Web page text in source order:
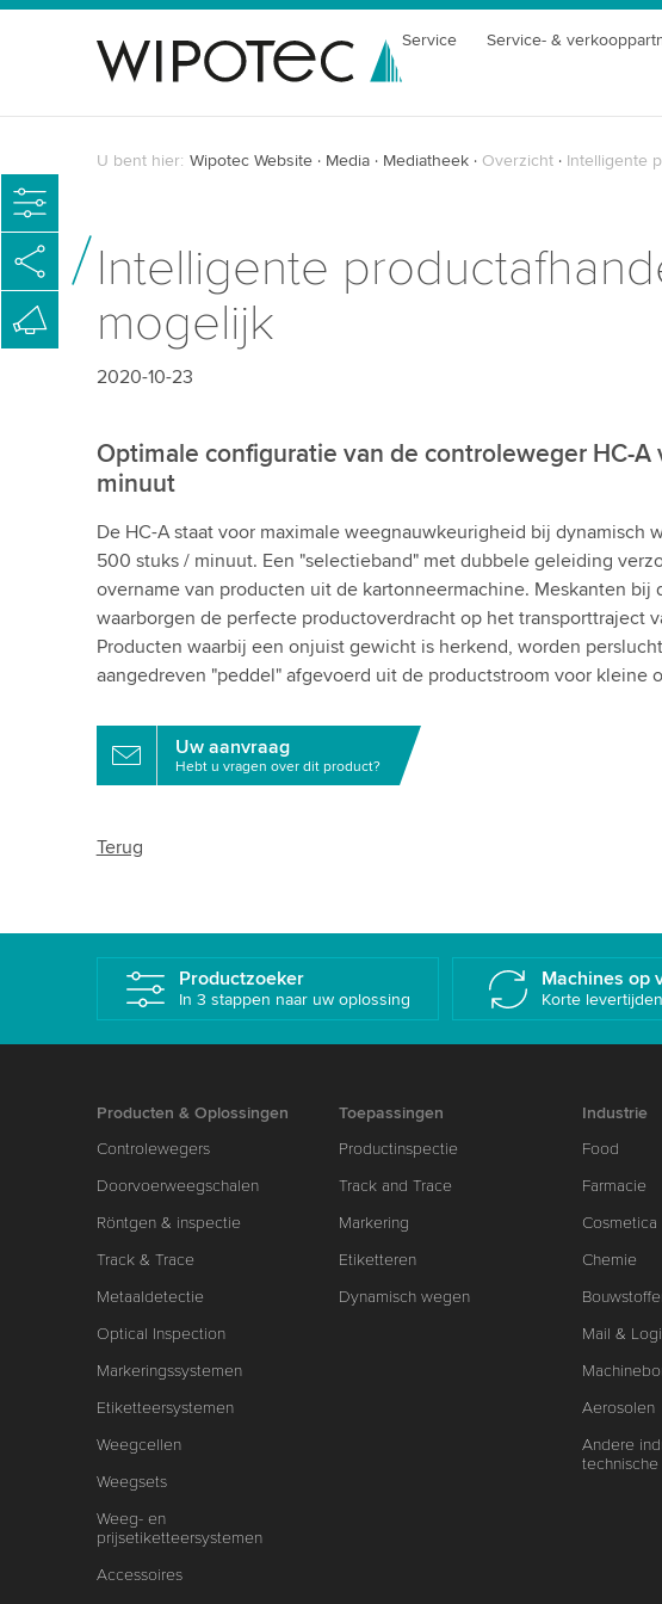
Service Service- &
U bent hier: Wipotec Website Media Mediatheek Overzicht Intelligente
Intelligente
mogelijk
2020-10-23
Optimale configuratie van de controleweger HC-
minuut
De HC-A staat voor maximale weegnauwkeurigheid bij dynamisch
500 stuks / minuut. Een "selectieband" met dubbele geleiding
overname van producten uit de kartonneermachine. Meskanten bij
waarborgen de perfecte productoverdracht op het transporttraject
Producten waarbij een onjuist gewicht is herkend, worden
aangedreven "peddel" afgevoerd uit de productstroom voor kleine
Uw aanvraag
Hebt u vragen over dit product?
Terug
Productzoeker
In 3 stappen naar uw oplossing
Machines op
Korte
Producten & Oplossingen
Controlewegers
Doorvoerweegschalen
Röntgen & inspectie
Track & Trace
Metaaldetectie
Optical Inspection
Markeringssystemen
Etiketteersystemen
Weegcellen
Weegsets
Weeg- en
prijsetiketteersystemen
Accessoires
Toepassingen
Productinspectie
Track and Trace
Markering
Etiketteren
Dynamisch wegen
Industrie
Food
Farmacie
Cosmetica
Chemie
Mail &
Aerosolen
Andere